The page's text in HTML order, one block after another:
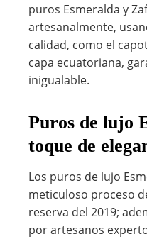
puros Esmeralda y
artesanalmente,
calidad, como el
capa ecuatoriana,
inigualable.
Puros de lujo
toque de
Los puros de lujo
meticuloso proceso
reserva del 2019;
por artesanos